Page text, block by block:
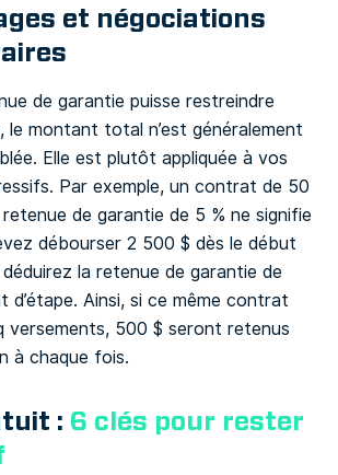
et négociations
de garantie puisse restreindre
montant total n’est généralement
Elle est plutôt appliquée à vos
Par exemple, un contrat de 50
de garantie de 5 % ne signifie
débourser 2 500 $ dès le début
la retenue de garantie de
d’étape. Ainsi, si ce même contrat
versements, 500 $ seront retenus
à chaque fois.
: 6 clés pour rester